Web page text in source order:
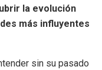
la evolución
más influyentes
sin su pasado